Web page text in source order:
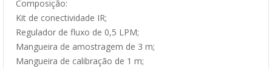
Composição:
Kit de conectividade IR;
Regulador de fluxo de 0,5 LPM;
Mangueira de amostragem de 3 m;
Mangueira de calibração de 1 m;